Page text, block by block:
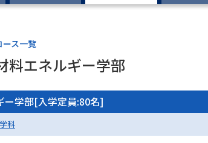
ース一覧
料エネルギー学部
ー学部[入学定員:80名]
科